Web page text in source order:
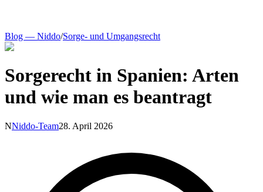
Blog — Niddo/Sorge- und Umgangsrecht
Sorgerecht in Spanien: Arten
und wie man es beantragt
NNiddo-Team28. April 2026